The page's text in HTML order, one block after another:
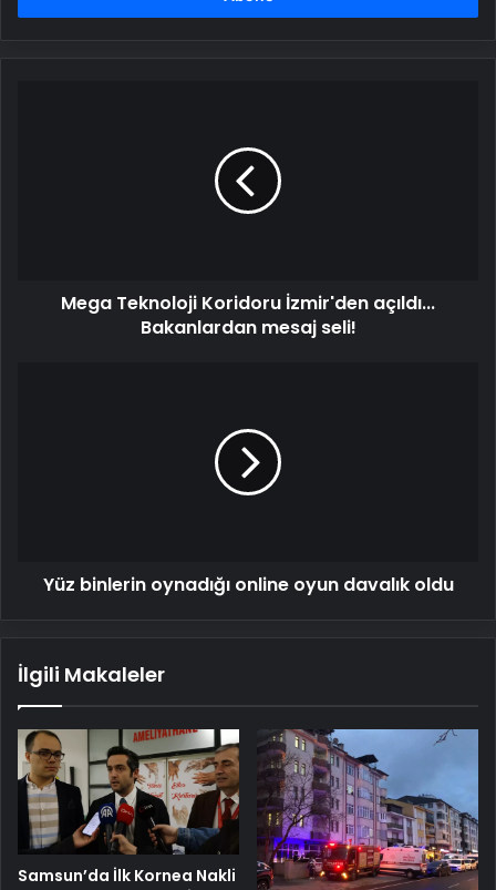
Mega Teknoloji Koridoru İzmir'den açıldı...
Bakanlardan mesaj seli!
Yüz binlerin oynadığı online oyun davalık oldu
İlgili Makaleler
Samsun’da İlk Kornea Nakli